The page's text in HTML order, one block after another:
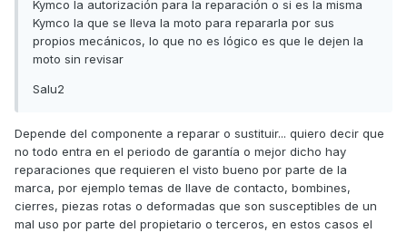
Kymco la autorización para la reparación o si es la misma
Kymco la que se lleva la moto para repararla por sus
propios mecánicos, lo que no es lógico es que le dejen la
moto sin revisar
Salu2
Depende del componente a reparar o sustituir... quiero decir que
no todo entra en el periodo de garantía o mejor dicho hay
reparaciones que requieren el visto bueno por parte de la
marca, por ejemplo temas de llave de contacto, bombines,
cierres, piezas rotas o deformadas que son susceptibles de un
mal uso por parte del propietario o terceros, en estos casos el